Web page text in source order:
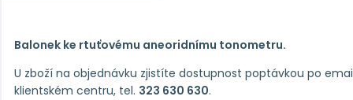
Balonek ke rtuťovému aneoridnímu tonometru.
U zboží na objednávku zjistíte dostupnost poptávkou po
klientském centru, tel. 323 630 630.